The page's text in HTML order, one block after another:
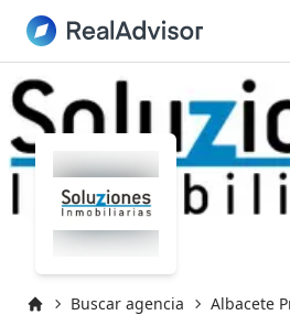
Buscar agencia Albacete